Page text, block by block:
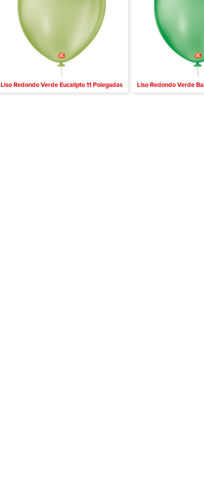
Liso Redondo Verde Eucalipto 11 Polegadas Liso Redondo Verde